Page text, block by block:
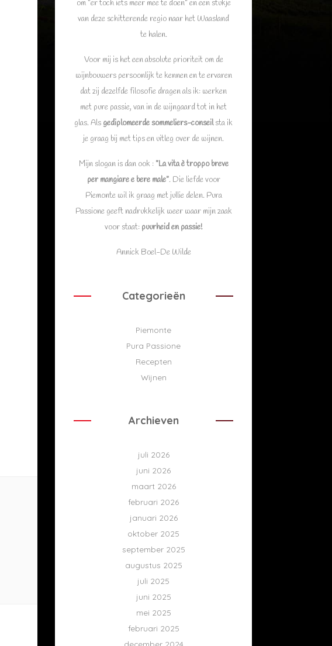
om “er toch iets meer mee te doen” en een stukje
van deze schitterende regio naar het Waasland
te halen.
Voor mij is het een absolute prioriteit om de
wijnbouwers persoonlijk te kennen en te ervaren
dat zij dezelfde filosofie dragen als ik: werken
met pure passie, van in de wijngaard tot in het
glas. Als gediplomeerde sommeliers-conseilsta ik
je graag bij met tips en uitleg over de wijnen.
Mijn slogan is dan ook : ”La vita è troppo breve
per mangiare e bere male”. Die liefde voor
Piemonte wil ik graag met jullie delen. Pura
Passione geeft nadrukkelijk weer waar mijn zaak
voor staat: puurheid en passie!
Annick Boel-De Wilde
Categorieën
Piemonte
Pura Passione
Recepten
Wijnen
Archieven
juli 2026
juni 2026
maart 2026
februari 2026
januari 2026
oktober 2025
september 2025
augustus 2025
juli 2025
juni 2025
mei 2025
februari 2025
december 2024